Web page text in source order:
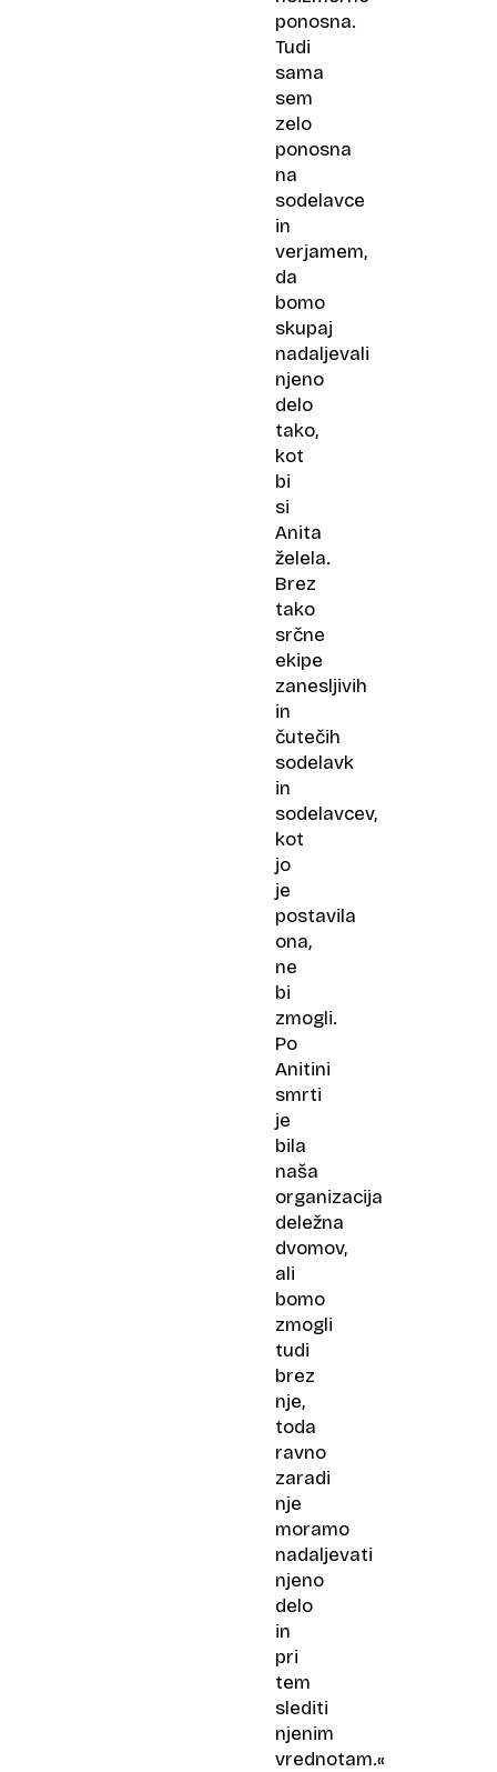
ponosna.
Tudi
sama
sem
zelo
ponosna
na
sodelavce
in
verjamem,
da
bomo
skupaj
nadaljevali
njeno
delo
tako,
kot
bi
si
Anita
želela.
Brez
tako
srčne
ekipe
zanesljivih
in
čutečih
sodelavk
in
sodelavcev,
kot
jo
je
postavila
ona,
ne
bi
zmogli.
Po
Anitini
smrti
je
bila
naša
organizacija
deležna
dvomov,
ali
bomo
zmogli
tudi
brez
nje,
toda
ravno
zaradi
nje
moramo
nadaljevati
njeno
delo
in
pri
tem
slediti
njenim
vrednotam.«